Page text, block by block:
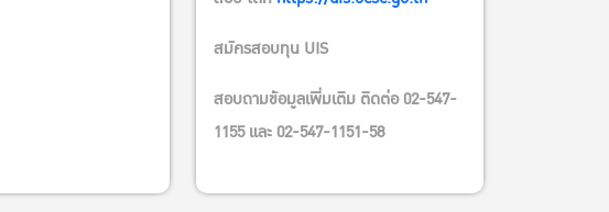
สมัครสอบทุน UIS
สอบถามข้อมูลเพิ่มเติม ติดต่อ 02-547-
1155 และ 02-547-1151-58